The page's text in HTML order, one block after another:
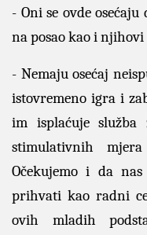
- Oni se ovde
na posao kao i
- Nemaju osećaj
istovremeno igra i
im isplaćuje služba
stimulativnih
Očekujemo i da
prihvati kao radni
ovih mladih